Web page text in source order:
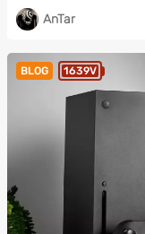
AnTar
BLOG 1639V